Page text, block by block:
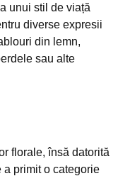
unui stil de viață
diverse expresii
din lemn,
sau alte
florale, însă datorită
a primit o categorie